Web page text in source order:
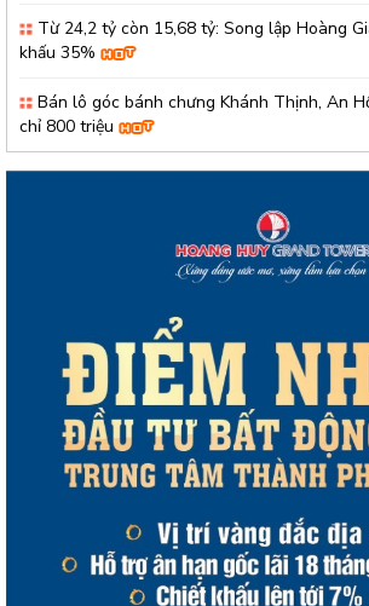
Từ 24,2 tỷ còn 15,68 tỷ: Song lập Hoàng
khấu 35%
Bán lô góc bánh chưng Khánh Thịnh, An
chỉ 800 triệu